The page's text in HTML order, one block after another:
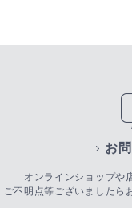
お
オンラインショップや
ご不明点等ございましたら